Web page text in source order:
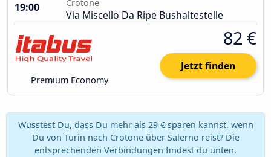
19:00
Crotone
Via Miscello Da Ripe Bushaltestelle
Premium Economy
82 €
Jetzt finden
Wusstest Du, dass Du mehr als 29 € sparen kannst, wenn
Du von Turin nach Crotone über Salerno reist? Die
entsprechenden Verbindungen findest du unten.